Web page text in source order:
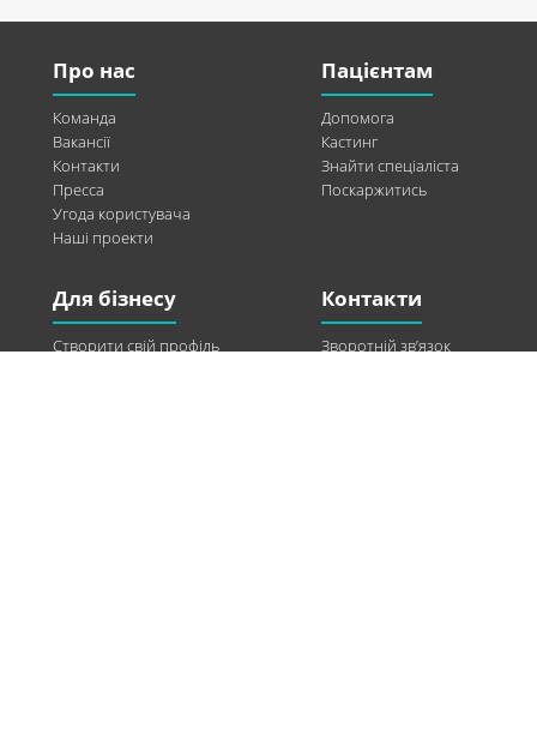
Про нас
Команда
Вакансії
Контакти
Пресса
Угода користувача
Наші проекти
Пацієнтам
Допомога
Кастинг
Знайти спеціаліста
Поскаржитись
Для бізнесу
Створити свій профіль
Контакти
Зворотній зв’язок